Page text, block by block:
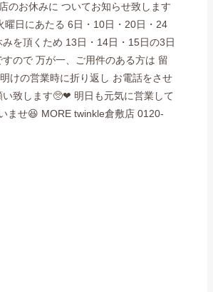
のお休みに ついてお知らせ致します
曜日にあたる 6日・10日・20日・24
を頂くため 13日・14日・15日の3日
ので 万が一、ご用件のある方は 留
けの営業時に折り返し お電話をさせ
致します🥺❤︎ 明日も元気に営業して
ませ😆 MORE twinkle倉敷店 0120-